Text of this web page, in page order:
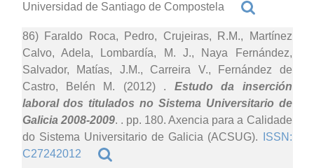
Universidad de Santiago de Compostela
86) Faraldo Roca, Pedro, Crujeiras, R.M., Martínez
Calvo, Adela, Lombardía, M. J., Naya Fernández,
Salvador, Matías, J.M., Carreira V., Fernández de
Castro, Belén M. (2012) . Estudo da inserción
laboral dos titulados no Sistema Universitario de
Galicia 2008-2009. . pp. 180. Axencia para a Calidade
do Sistema Universitario de Galicia (ACSUG).
ISSN:
C27242012